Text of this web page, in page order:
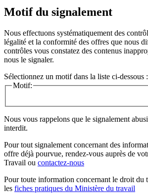
Motif du signalement
Nous effectuons systématiquement des
légalité et la conformité des offres que nous
contrôles vous constatez des contenus
nous le signaler.
Sélectionnez un motif dans la liste ci-dessous :
Motif:
Nous vous rappelons que le signalement
interdit.
Pour tout signalement concernant des
offre déjà pourvue, rendez-vous auprès de
Travail ou contactez-nous
Pour toute information concernant le droit du
les fiches pratiques du Ministère du travail